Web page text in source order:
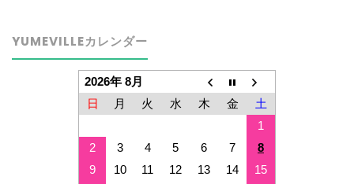
YUMEVILLEカレンダー
2026年 8月
日
月 火 水 木 金
土
1
2
3 4 5 6 7
8
9
10 11 12 13 14
15